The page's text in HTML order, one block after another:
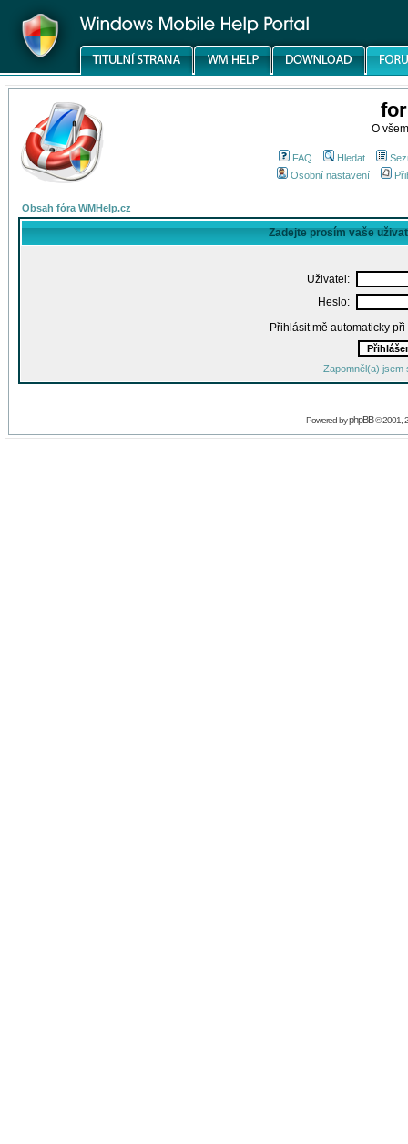
O
FAQ Hledat
Osobní nastavení
Obsah fóra WMHelp.cz
Zadejte prosím vaše
Uživatel:
Heslo:
Přihlásit mě automaticky
Zapomněl(a) jsem
Powered byphpBB© 2001,